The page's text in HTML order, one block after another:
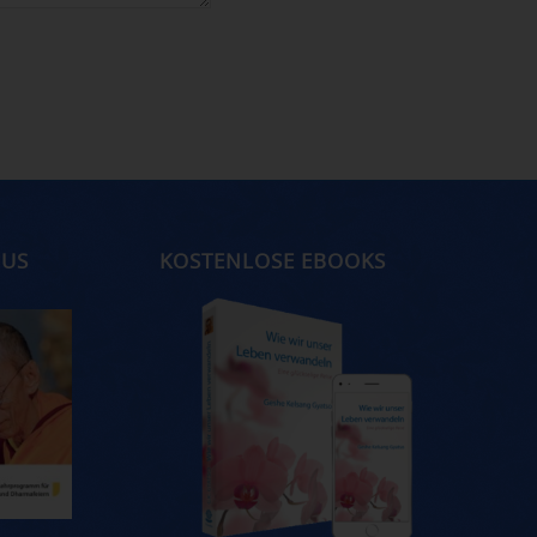
KOSTENLOSE EBOOKS